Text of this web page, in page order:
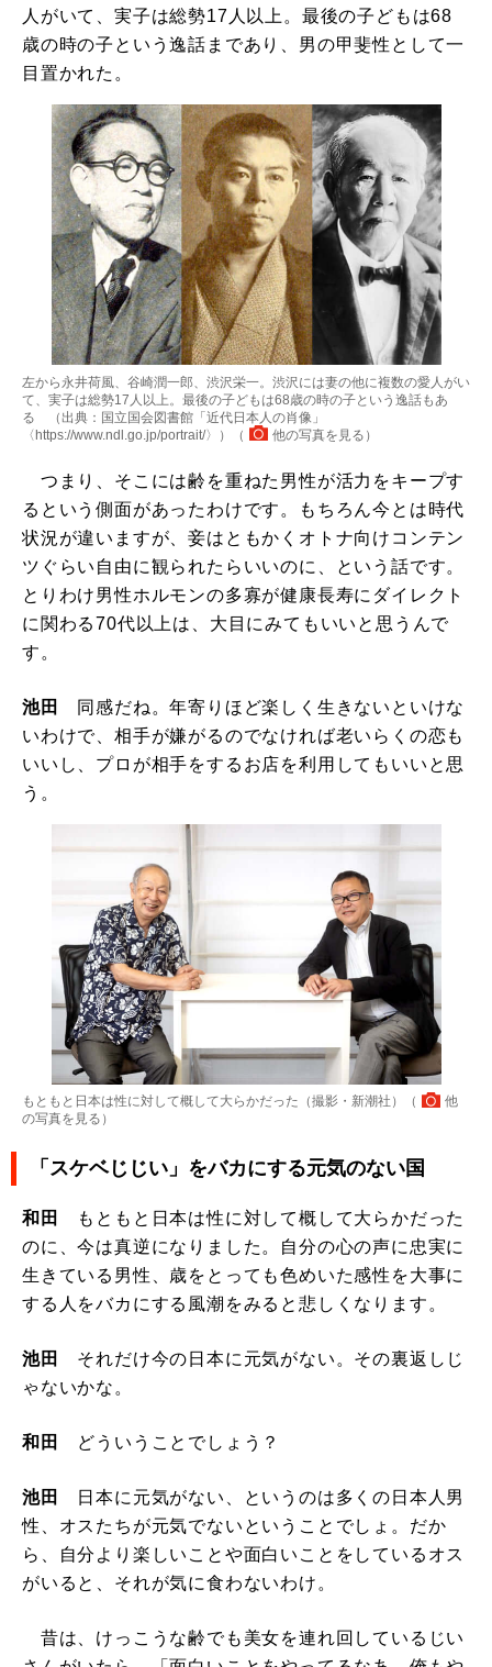
人がいて、実子は総勢17人以上。最後の子どもは68
歳の時の子という逸話まであり、男の甲斐性として一
目置かれた。
左から永井荷風、谷崎潤一郎、渋沢栄一。渋沢には妻の他に複数の愛人がい
て、実子は総勢17人以上。最後の子どもは68歳の時の子という逸話もあ
る （出典：国立国会図書館「近代日本人の肖像」
〈https://www.ndl.go.jp/portrait/〉）（
他の写真を見る ）
つまり、そこには齢を重ねた男性が活力をキープす
るという側面があったわけです。もちろん今とは時代
状況が違いますが、妾はともかくオトナ向けコンテン
ツぐらい自由に観られたらいいのに、という話です。
とりわけ男性ホルモンの多寡が健康長寿にダイレクト
に関わる70代以上は、大目にみてもいいと思うんで
す。
池田 同感だね。年寄りほど楽しく生きないといけな
いわけで、相手が嫌がるのでなければ老いらくの恋も
いいし、プロが相手をするお店を利用してもいいと思
う。
もともと日本は性に対して概して大らかだった（撮影・新潮社）（
他
の写真を見る ）
「スケベじじい」をバカにする元気のない国
和田
もともと日本は性に対して概して大らかだった
のに、今は真逆になりました。自分の心の声に忠実に
生きている男性、歳をとっても色めいた感性を大事に
する人をバカにする風潮をみると悲しくなります。
池田 それだけ今の日本に元気がない。その裏返しじ
ゃないかな。
和田 どういうことでしょう？
池田
日本に元気がない、というのは多くの日本人男
性、オスたちが元気でないということでしょ。だか
ら、自分より楽しいことや面白いことをしているオス
がいると、それが気に食わないわけ。
昔は、けっこうな齢でも美女を連れ回しているじい